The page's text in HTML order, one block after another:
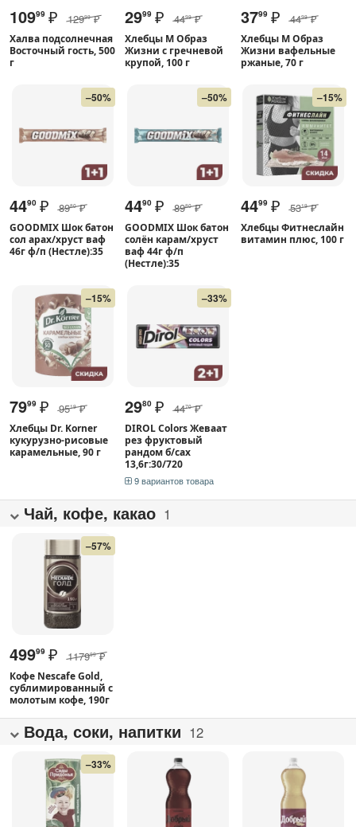
10999 ₽ 12999 ₽
Халва подсолнечная
Восточный гость, 500
г
2999 ₽ 4499 ₽
Хлебцы М Образ
Жизни с гречневой
крупой, 100 г
3799 ₽ 4499 ₽
Хлебцы М Образ
Жизни вафельные
ржаные, 70 г
–50%
4490 ₽ 8980 ₽
GOODMIX Шок батон
сол арах/хруст ваф
46г ф/п (Нестле):35
–50%
4490 ₽ 8980 ₽
GOODMIX Шок батон
солён карам/хруст
ваф 44г ф/п
(Нестле):35
–15%
4499 ₽ 5319 ₽
Хлебцы Фитнеслайн
витамин плюс, 100 г
–15%
7999 ₽ 9519 ₽
Хлебцы Dr. Korner
кукурузно-рисовые
карамельные, 90 г
–33%
2980 ₽ 4470 ₽
DIROL Colors Жеваат
рез фруктовый
рандом б/сах
13,6г:30/720
9 вариантов товара
Чай, кофе, какао 1
–57%
49999 ₽ 117999 ₽
Кофе Nescafe Gold,
сублимированный с
молотым кофе, 190г
Вода, соки, напитки 12
–33%